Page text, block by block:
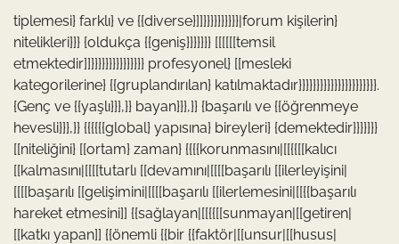
tiplemesi} farklı} ve {{diverse}]]}}}}}}}}}}|forum kişilerin}
nitelikleri}}} {oldukça {{geniş}}}}}}} [[[[[[temsil
etmektedir]]}}}}}}}}}}}}}}} profesyonel} [[mesleki
kategorilerine} {{gruplandırılan} katılmaktadır}}}}}}}}}}}}}}}}}}}}}}.
{Genç ve {{yaşlı}}},}} bayan}}},}} {başarılı ve {{öğrenmeye
hevesli}}},}} {{{{{{global} yapısına} bireyleri} {demektedir}}}}}}}
[[niteliğini} [[ortam} zaman} {{{{korunmasını|[[{{[[kalıcı
[[kalmasını|[[[[tutarlı [[devamını|[[[[başarılı [[ilerleyişini|
[[[[başarılı [[gelişimini|[[[[başarılı [[ilerlemesini|[[{{başarılı
hareket etmesini]] {{sağlayan|[[{{[[sunmayan|[[getiren|
[[katkı yapan]] {{önemli {{bir {{faktör|[[unsur|[[husus|